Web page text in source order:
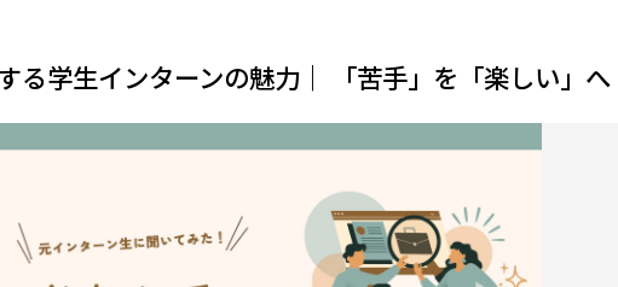
る学生インターンの魅力｜ 「苦手」を「楽しい」へ